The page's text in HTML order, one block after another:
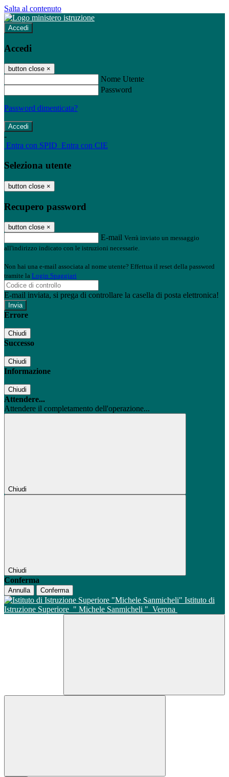
Salta al contenuto
Accedi
Accedi
button close ×
Nome Utente
Password
Password dimenticata?
-
Entra con SPID Entra con CIE
Seleziona utente
button close ×
Recupero password
button close ×
E-mail Verrà inviato un messaggio
all'indirizzo indicato con le istruzioni necessarie.
Non hai una e-mail associata al nome utente? Effettua il reset della password
tramite la Login Spaggiari
E-mail inviata, si prega di controllare la casella di posta elettronica!
Errore
Chiudi
Successo
Chiudi
Informazione
Chiudi
Attendere...
Attendere il completamento dell'operazione...
Chiudi
Chiudi
Conferma
Annulla Conferma
Istituto di
Istruzione Superiore " Michele Sanmicheli " Verona